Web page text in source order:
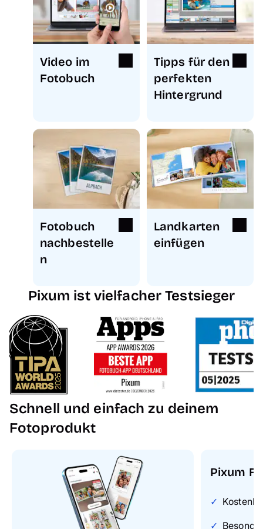
Video im
Fotobuch
Tipps für den
perfekten
Hintergrund
Fotobuch
nachbestelle
n
Landkarten
einfügen
Pixum ist vielfacher Testsieger
Schnell und einfach zu deinem
Fotoprodukt
Pixum